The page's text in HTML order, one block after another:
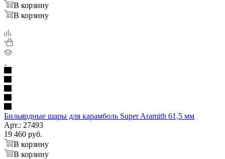
В корзину
В корзину
Бильярдные шары для карамболь Super Aramith 61,5 мм
Арт.: 27493
19 460 руб.
В корзину
В корзину